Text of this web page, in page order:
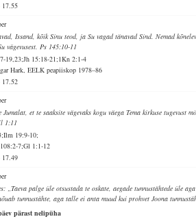
17.55
Issand, kõik Sinu teod, ja Su vagad tänavad Sind. Nemad
vägevusest. Ps 145:10-11
19,23;Jh 15:18-21;1Kn 2:1-4
Hark, EELK peapiiskop 1978–86
17.52
Jumalat, et te saaksite vägevaks kogu väega Tema kirkuse tugevust
1:11
19:9-10;
7;Gl 1:1-12
17.49
„Taeva palge üle otsustada te oskate, aegade tunnustähtede üle
tunnustähte, aga talle ei anta muud kui prohvet Joona
pärast nelipüha